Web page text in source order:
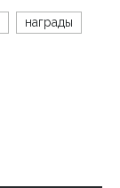
награды